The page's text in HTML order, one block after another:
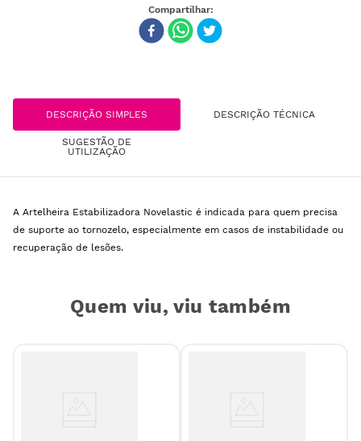
DESCRIÇÃO SIMPLES DESCRIÇÃO TÉCNICA
SUGESTÃO DE
UTILIZAÇÃO
A Artelheira Estabilizadora Novelastic é indicada para quem precisa
de suporte ao tornozelo, especialmente em casos de instabilidade ou
recuperação de lesões.
Quem viu, viu também